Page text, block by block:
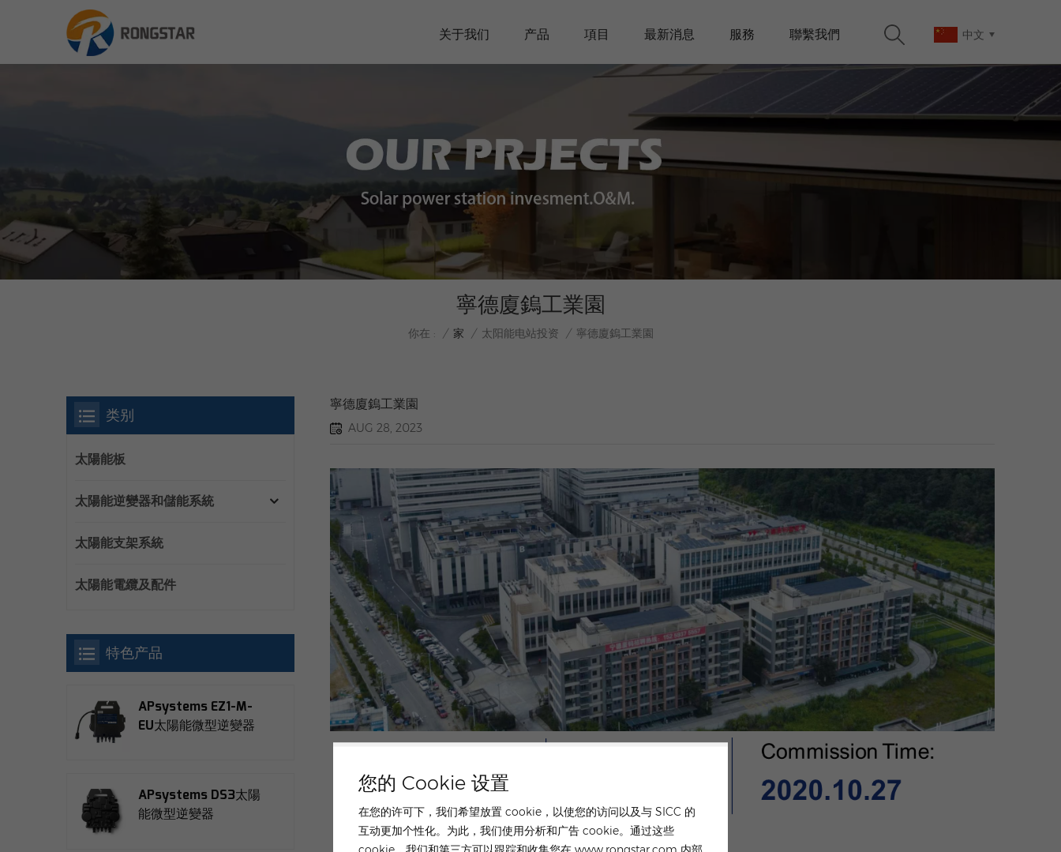
您的 Cookie 设置
在您的许可下，我们希望放置 cookie，以使您的访问以及与 SICC 的
互动更加个性化。为此，我们使用分析和广告 cookie。通过这些
cookie，我们和第三方可以跟踪和收集您在 www.rongstar.com 内部
中文
关于我们 产品 項目 最新消息 服務 聯繫我們
寧德廈鎢工業園
你在 : / 家 / 太阳能电站投资 / 寧德廈鎢工業園
寧德廈鎢工業園
AUG 28, 2023
类别
太陽能板
太陽能逆變器和儲能系統
太陽能支架系統
太陽能電纜及配件
特色产品
APsystems EZ1-M-
EU太陽能微型逆變器
APsystems DS3太陽
能微型逆變器